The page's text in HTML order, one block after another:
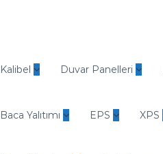
e
d
E
Kalibel Duvar Panelleri
Baca Yalıtımı EPS XPS